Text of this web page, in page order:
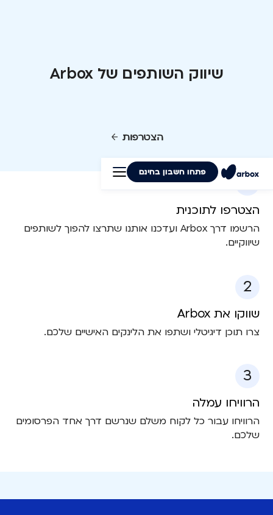
שיווק השותפים של Arbox
הצטרפות
פתחו חשבון בחינם
1
הצטרפו לתוכנית
הרשמו דרך Arbox ועדכנו אותנו שתרצו להפוך לשותפים
שיווקיים.
2
שווקו את Arbox
צרו תוכן דיגיטלי ושתפו את הלינקים האישיים שלכם.
3
הרוויחו עמלה
הרוויחו עבור כל לקוח משלם שנרשם דרך אחד הפרסומים
שלכם.